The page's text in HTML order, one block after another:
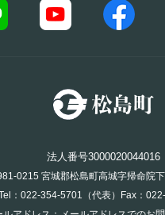
法人番号3000020044016
0215 宮城郡松島町高城字帰命院
：022-354-5701（代表）Fax：